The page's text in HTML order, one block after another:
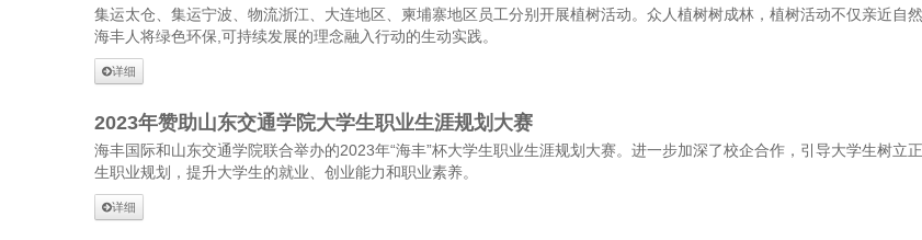
集运太仓、集运宁波、物流浙江、大连地区、柬埔寨地区员工分别开展植树活动。众人植树树成林，植树活动不仅亲近自
海丰人将绿色环保,可持续发展的理念融入行动的生动实践。
详细
2023年赞助山东交通学院大学生职业生涯规划大赛
海丰国际和山东交通学院联合举办的2023年“海丰”杯大学生职业生涯规划大赛。进一步加深了校企合作，引导大学生树立
生职业规划，提升大学生的就业、创业能力和职业素养。
详细